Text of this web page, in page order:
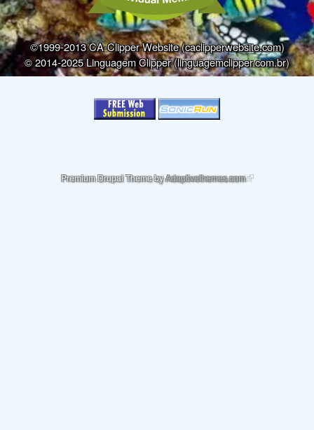
©1999-2013 CA-Clipper Website (caclipperwebsite.com)
© 2014-2025 Linguagem Clipper (linguagemclipper.com.br)
Premium Drupal Theme byAdaptivethemes.com(link is external)